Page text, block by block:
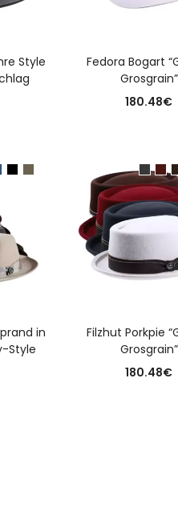
Style
Fedora Bogart
Grosgrain”
180.48€
in
Style
Filzhut Porkpie
Grosgrain”
180.48€